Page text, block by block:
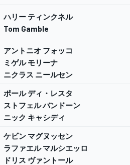
ハリー ティンクネル
Tom Gamble
アントニオ フォッコ
ミゲル モリーナ
ニクラス ニールセン
ポール ディ・レスタ
ストフェル バンドーン
ニック キャシディ
ケビン マグヌッセン
ラファエル マルシエッロ
ドリス ヴァントール